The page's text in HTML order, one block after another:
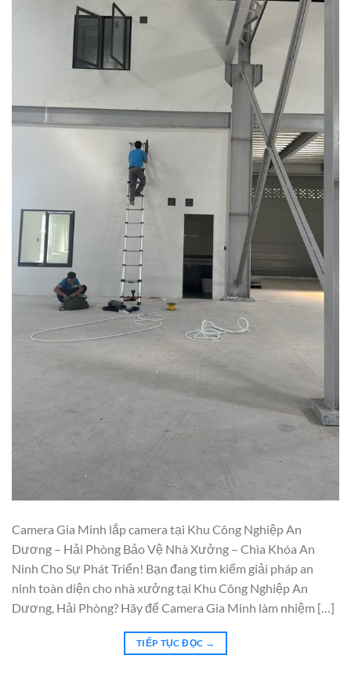
Camera Gia Minh lắp camera tại Khu Công Nghiệp An
Dương – Hải Phòng Bảo Vệ Nhà Xưởng – Chìa Khóa An
Ninh Cho Sự Phát Triển! Bạn đang tìm kiếm giải pháp an
ninh toàn diện cho nhà xưởng tại Khu Công Nghiệp An
Dương, Hải Phòng? Hãy để Camera Gia Minh làm nhiệm […]
TIẾP TỤC ĐỌC →